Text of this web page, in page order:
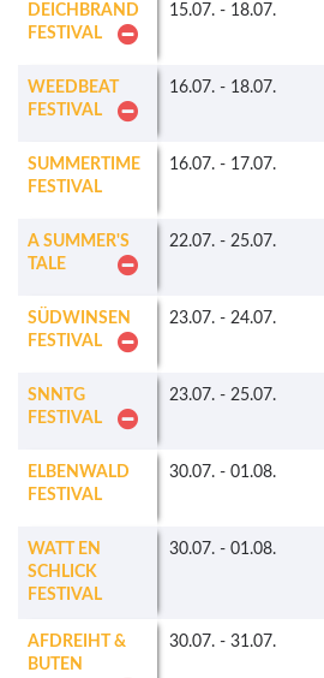
DEICHBRAND
FESTIVAL
15.07. - 18.07.
WEEDBEAT
FESTIVAL
16.07. - 18.07.
SUMMERTIME
FESTIVAL
16.07. - 17.07.
A SUMMER'S
TALE
22.07. - 25.07.
SÜDWINSEN
FESTIVAL
23.07. - 24.07.
SNNTG
FESTIVAL
23.07. - 25.07.
ELBENWALD
FESTIVAL
30.07. - 01.08.
WATT EN
SCHLICK
FESTIVAL
30.07. - 01.08.
AFDREIHT &
BUTEN
30.07. - 31.07.